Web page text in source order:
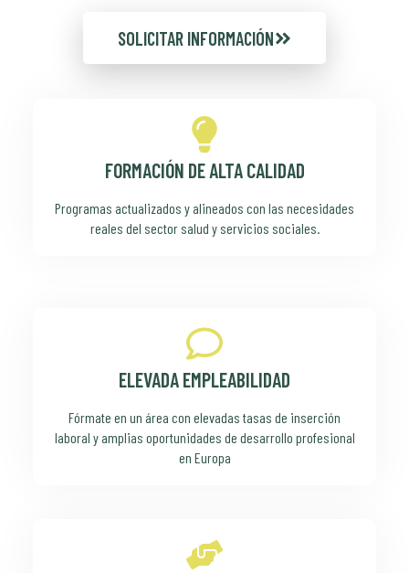
SOLICITAR INFORMACIÓN
FORMACIÓN DE ALTA CALIDAD
Programas actualizados y alineados con las necesidades
reales del sector salud y servicios sociales.
ELEVADA EMPLEABILIDAD
Fórmate en un área con elevadas tasas de inserción
laboral y amplias oportunidades de desarrollo profesional
en Europa